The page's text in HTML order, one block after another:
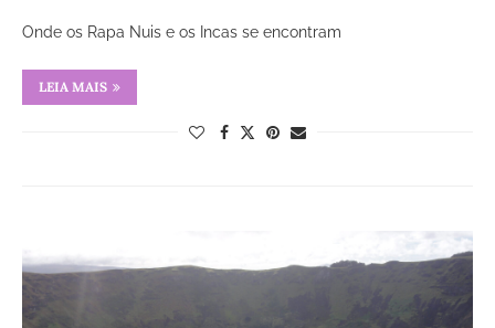
Onde os Rapa Nuis e os Incas se encontram
LEIA MAIS